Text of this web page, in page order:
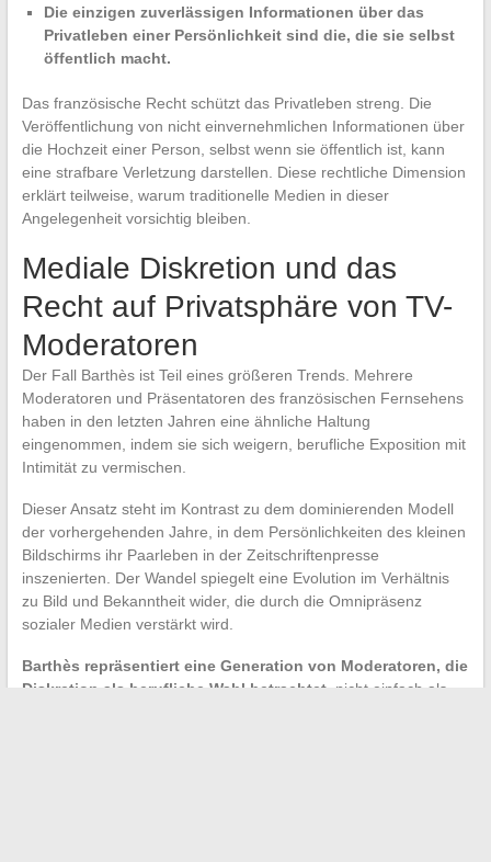
Die einzigen zuverlässigen Informationen über das
Privatleben einer Persönlichkeit sind die, die sie selbst
öffentlich macht.
Das französische Recht schützt das Privatleben streng. Die
Veröffentlichung von nicht einvernehmlichen Informationen über
die Hochzeit einer Person, selbst wenn sie öffentlich ist, kann
eine strafbare Verletzung darstellen. Diese rechtliche Dimension
erklärt teilweise, warum traditionelle Medien in dieser
Angelegenheit vorsichtig bleiben.
Mediale Diskretion und das
Recht auf Privatsphäre von TV-
Moderatoren
Der Fall Barthès ist Teil eines größeren Trends. Mehrere
Moderatoren und Präsentatoren des französischen Fernsehens
haben in den letzten Jahren eine ähnliche Haltung
eingenommen, indem sie sich weigern, berufliche Exposition mit
Intimität zu vermischen.
Dieser Ansatz steht im Kontrast zu dem dominierenden Modell
der vorhergehenden Jahre, in dem Persönlichkeiten des kleinen
Bildschirms ihr Paarleben in der Zeitschriftenpresse
inszenierten. Der Wandel spiegelt eine Evolution im Verhältnis
zu Bild und Bekanntheit wider, die durch die Omnipräsenz
sozialer Medien verstärkt wird.
Barthès repräsentiert eine Generation von Moderatoren, die
Diskretion als berufliche Wahl betrachtet, nicht einfach als